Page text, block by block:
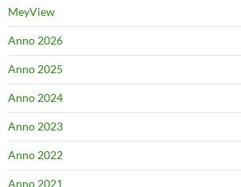
MeyView
Anno 2026
Anno 2025
Anno 2024
Anno 2023
Anno 2022
Anno 2021